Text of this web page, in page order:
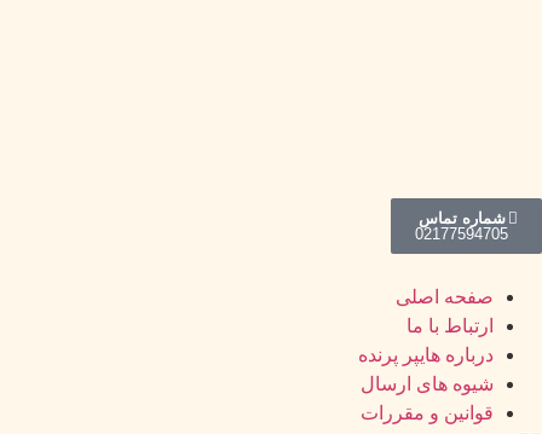
شماره تماس
02177594705
صفحه اصلی
ارتباط با ما
درباره هایپر پرنده
شیوه های ارسال
قوانین و مقررات